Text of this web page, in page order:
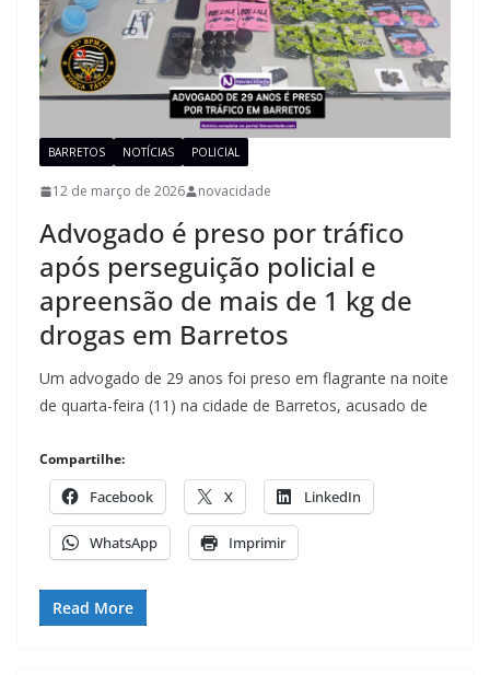
BARRETOS NOTÍCIAS POLICIAL
12 de março de 2026 novacidade
Advogado é preso por tráfico
após perseguição policial e
apreensão de mais de 1 kg de
drogas em Barretos
Um advogado de 29 anos foi preso em flagrante na noite
de quarta-feira (11) na cidade de Barretos, acusado de
Compartilhe:
Facebook X LinkedIn
WhatsApp Imprimir
Read More